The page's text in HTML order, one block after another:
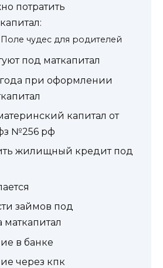
потратить
Поле чудес для родителей
под маткапитал
при оформлении
капитал от
№256 рф
жилищный кредит под
займов под
маткапитал
в банке
через кпк